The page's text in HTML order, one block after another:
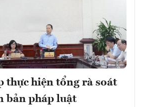
thực hiện tổng rà soát
bản pháp luật